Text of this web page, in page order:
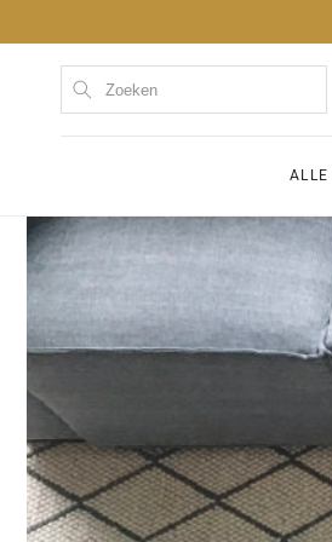
content